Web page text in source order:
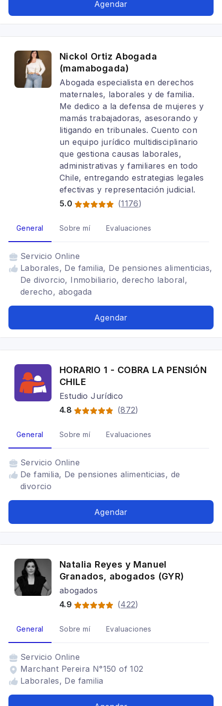
Agendar
Nickol Ortiz Abogada
(mamabogada)
Abogada especialista en derechos
maternales, laborales y de familia.
Me dedico a la defensa de mujeres y
mamás trabajadoras, asesorando y
litigando en tribunales. Cuento con
un equipo jurídico multidisciplinario
que gestiona causas laborales,
administrativas y familiares en todo
Chile, entregando estrategias legales
efectivas y representación judicial.
5.0
(1176)
General Sobre mí Evaluaciones
Servicio Online
Laborales, De familia, De pensiones alimenticias,
De divorcio, Inmobiliario, derecho laboral,
derecho, abogada
Agendar
HORARIO 1 - COBRA LA PENSIÓN
CHILE
Estudio Jurídico
4.8
(872)
General Sobre mí Evaluaciones
Servicio Online
De familia, De pensiones alimenticias, de
divorcio
Agendar
Natalia Reyes y Manuel
Granados, abogados (GYR)
abogados
4.9
(422)
General Sobre mí Evaluaciones
Servicio Online
Marchant Pereira N°150 of 102
Laborales, De familia